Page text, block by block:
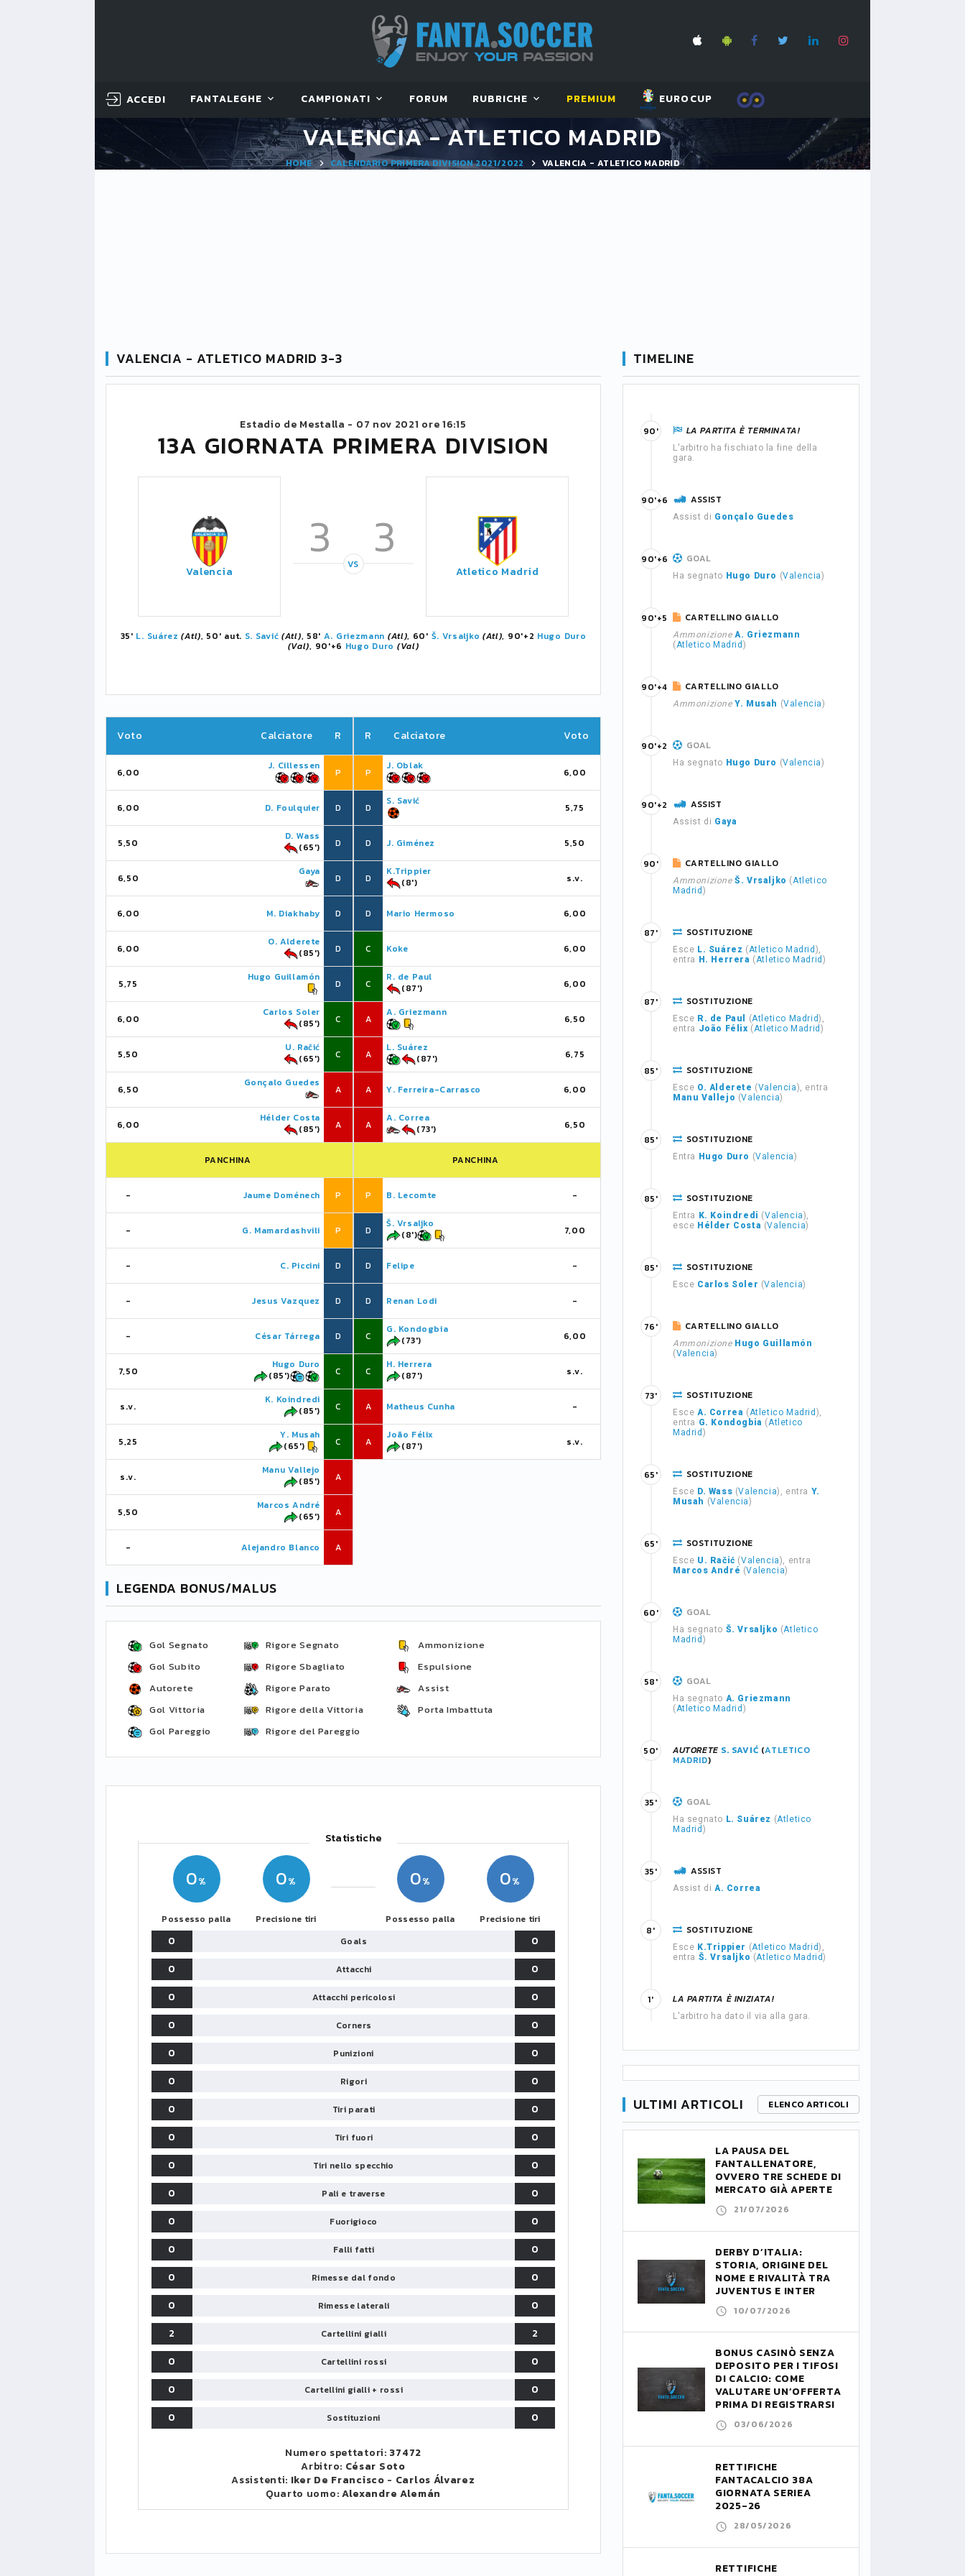
ACCEDI FANTALEGHE CAMPIONATI FORUM RUBRICHE PREMIUM EUROCUP
VALENCIA - ATLETICO MADRID
HOME CALENDARIO PRIMERA DIVISION 2021/2022 VALENCIA - ATLETICO MADRID
VALENCIA - ATLETICO MADRID 3-3
Estadio de Mestalla - 07 nov 2021 ore 16:15
13A GIORNATA PRIMERA DIVISION
Valencia
3 3
VS Atletico Madrid
35' L. Suárez (Atl), 50' aut. S. Savić (Atl), 58' A. Griezmann (Atl), 60' Š. Vrsaljko (Atl), 90'+2 Hugo Duro
(Val), 90'+6 Hugo Duro (Val)
Voto Calciatore R
6,00
J. Cillessen
P
6,00 D. Foulquier D
5,50
D. Wass
(65')
D
6,50
Gaya
D
6,00 M. Diakhaby D
6,00
O. Alderete
(85')
D
5,75
Hugo Guillamón
D
6,00
Carlos Soler
(85')
C
5,50
U. Račić
(65')
C
6,50
Gonçalo Guedes
A
6,00
Hélder Costa
(85')
A
PANCHINA
- Jaume Doménech P
- G. Mamardashvili P
- C. Piccini D
- Jesus Vazquez D
- César Tárrega D
7,50
Hugo Duro
(85')
C
s.v.
K. Koindredi
(85')
C
5,25
Y. Musah
(65')
C
s.v.
Manu Vallejo
(85')
A
5,50
Marcos André
(65')
A
- Alejandro Blanco A
R Calciatore Voto
P
J. Oblak
6,00
D
S. Savić
5,75
D J. Giménez 5,50
D
K.Trippier
(8')
s.v.
D Mario Hermoso 6,00
C Koke 6,00
C
R. de Paul
(87')
6,00
A
A. Griezmann
6,50
A
L. Suárez
(87')
6,75
A Y. Ferreira-Carrasco 6,00
A
A. Correa
(73')
6,50
PANCHINA
P B. Lecomte -
D
Š. Vrsaljko
(8')
7,00
D Felipe -
D Renan Lodi -
C
G. Kondogbia
(73')
6,00
C
H. Herrera
(87')
s.v.
A Matheus Cunha -
A
João Félix
(87')
s.v.
LEGENDA BONUS/MALUS
Gol Segnato
Gol Subito
Autorete
Gol Vittoria
Gol Pareggio
Rigore Segnato
Rigore Sbagliato
Rigore Parato
Rigore della Vittoria
Rigore del Pareggio
Ammonizione
Espulsione
Assist
Porta Imbattuta
Statistiche
0
Possesso palla
0
Precisione tiri
0
Possesso palla
0
Precisione tiri
0 Goals
0
0
Attacchi
0
0
Attacchi pericolosi
0
0
Corners
0
0
Punizioni
0
0
Rigori
0
0
Tiri parati
0
0
Tiri fuori
0
0
Tiri nello specchio
0
0
Pali e traverse
0
0
Fuorigioco
0
0
Falli fatti
0
0
Rimesse dal fondo
0
0
Rimesse laterali
0
2
Cartellini gialli
2
0
Cartellini rossi
0
0
Cartellini gialli + rossi
0
0
Sostituzioni 0
Numero spettatori: 37472
Arbitro: César Soto
Assistenti: Iker De Francisco - Carlos Álvarez
Quarto uomo:Alexandre Alemán
TIMELINE
LA PARTITA È TERMINATA!
L'arbitro ha fischiato la fine della
gara.
90'
ASSIST
Assist di Gonçalo Guedes
90'+6
GOAL
Ha segnato Hugo Duro (Valencia)
90'+6
CARTELLINO GIALLO
Ammonizione A. Griezmann
(Atletico Madrid )
90'+5
CARTELLINO GIALLO
Ammonizione Y. Musah (Valencia)
90'+4
GOAL
Ha segnato Hugo Duro (Valencia)
90'+2
ASSIST
Assist di Gaya
90'+2
CARTELLINO GIALLO
Ammonizione Š. Vrsaljko (Atletico
Madrid )
90'
SOSTITUZIONE
Esce L. Suárez (Atletico Madrid ),
entra
H. Herrera (Atletico Madrid )
87'
SOSTITUZIONE
Esce R. de Paul (Atletico Madrid),
entra João Félix (Atletico Madrid )
87'
SOSTITUZIONE
Esce O. Alderete (Valencia), entra
Manu Vallejo (Valencia)
85'
SOSTITUZIONE
Entra Hugo Duro (Valencia)
85'
SOSTITUZIONE
Entra K. Koindredi (Valencia),
esce Hélder Costa (Valencia)
85'
SOSTITUZIONE
Esce Carlos Soler (Valencia)
85'
CARTELLINO GIALLO
Ammonizione Hugo Guillamón
(Valencia)
76'
SOSTITUZIONE
Esce A. Correa (Atletico Madrid ),
entra G. Kondogbia (Atletico
Madrid )
73'
SOSTITUZIONE
Esce D. Wass (Valencia), entra Y.
Musah (Valencia)
65'
SOSTITUZIONE
Esce U. Račić (Valencia), entra
Marcos André (Valencia)
65'
GOAL
Ha segnato Š. Vrsaljko (Atletico
Madrid )
60'
GOAL
Ha segnato A. Griezmann
(Atletico Madrid )
58'
AUTORETE S. SAVIĆ (ATLETICO
MADRID)
50'
GOAL
Ha segnato L. Suárez (Atletico
Madrid )
35'
ASSIST
Assist di A. Correa
35'
SOSTITUZIONE
Esce K.Trippier (Atletico Madrid),
entra Š. Vrsaljko (Atletico Madrid)
8'
LA PARTITA È INIZIATA!
L'arbitro ha dato il via alla gara.
1'
ULTIMI ARTICOLI ELENCO ARTICOLI
LA PAUSA DEL
FANTALLENATORE,
OVVERO TRE SCHEDE DI
MERCATO GIÀ APERTE
21/07/2026
DERBY D’ITALIA:
STORIA, ORIGINE DEL
NOME E RIVALITÀ TRA
JUVENTUS E INTER
10/07/2026
BONUS CASINÒ SENZA
DEPOSITO PER I TIFOSI
DI CALCIO: COME
VALUTARE UN’OFFERTA
PRIMA DI REGISTRARSI
03/06/2026
RETTIFICHE
FANTACALCIO 38A
GIORNATA SERIEA
2025-26
28/05/2026
RETTIFICHE